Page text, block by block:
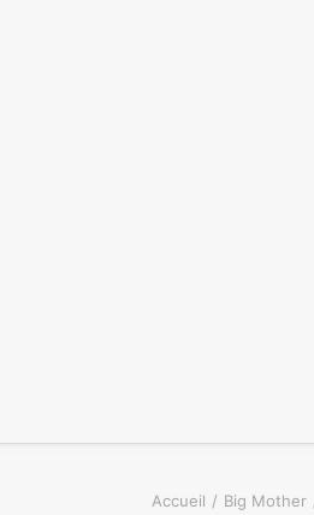
Accueil Big Mother